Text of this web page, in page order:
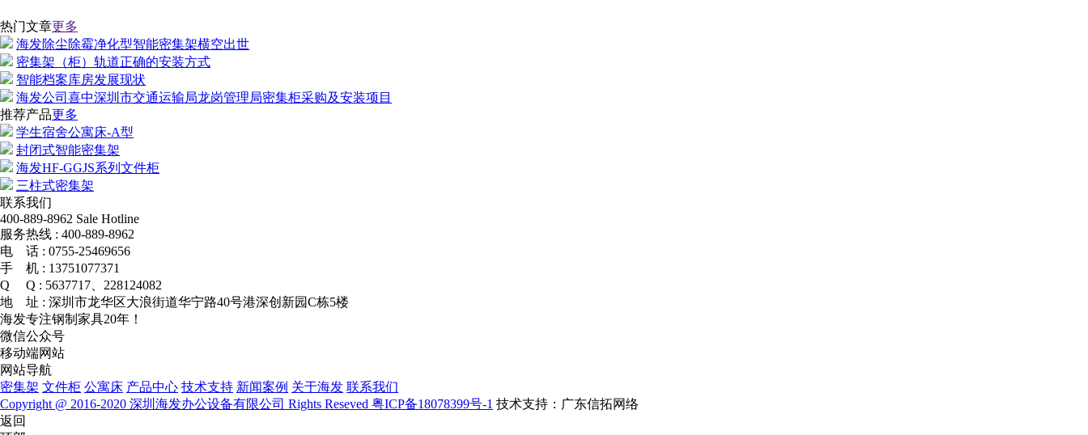
热门文章更多
海发除尘除霉净化型智能密集架横空出世
密集架（柜）轨道正确的安装方式
智能档案库房发展现状
海发公司喜中深圳市交通运输局龙岗管理局密集柜采购及安装项目
推荐产品更多
学生宿舍公寓床-A型
封闭式智能密集架
海发HF-GGJS系列文件柜
三柱式密集架
联系我们
400-889-8962 Sale Hotline
服务热线 : 400-889-8962
电 话 : 0755-25469656
手 机 : 13751077371
Q Q : 5637717、228124082
地 址 : 深圳市龙华区大浪街道华宁路40号港深创新园C栋5楼
海发专注钢制家具20年！
微信公众号
移动端网站
网站导航
密集架 文件柜 公寓床 产品中心 技术支持 新闻案例 关于海发 联系我们
Copyright @ 2016-2020 深圳海发办公设备有限公司 Rights Reseved 粤ICP备18078399号-1 技术支持：广东信拓网络
返回